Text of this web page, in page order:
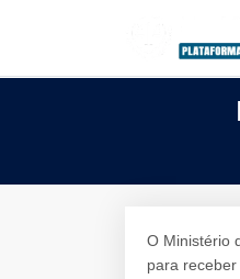
O Ministério
para